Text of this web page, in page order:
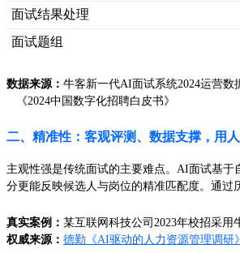
面试结果处理
面试题组
数据来源： 牛客新一代AI面试系统2024运营数
《2024中国数字化招聘白皮书》
二、精准性：客观评测、数据支撑，用
主观性强是传统面试的主要难点。AI面试基
分更能反映候选人与岗位的精准匹配度。通过
真实案例： 某互联网科技公司2023年校招采用
权威来源： 德勤《AI驱动的人力资源管理调研》